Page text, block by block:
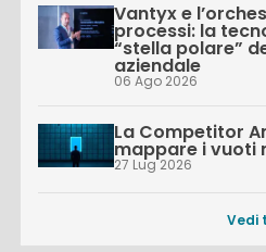
Vantyx e
processi: la
“stella polare”
aziendale
06 Ago 2026
La Competitor
mappare i vuoti
27 Lug 2026
Vedi